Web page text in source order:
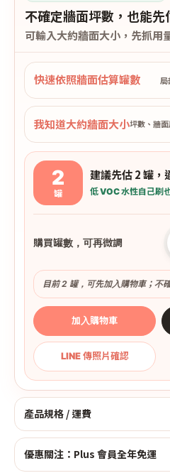
不確定牆面坪數，也能先
可輸入大約牆面大小，先抓用
快速依照牆面估算罐數 局
我知道大約牆面大小坪數、牆
2
罐
建議先估 2 罐，
低 VOC 水性自己刷
購買罐數，可再微調
目前 2 罐，可先加入購物車；不
加入購物車
LINE 傳照片確認
產品規格 / 運費
優惠關注：Plus 會員全年免運